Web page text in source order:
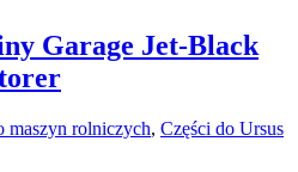
Garage Jet-Black
maszyn rolniczych, Części do Ursus